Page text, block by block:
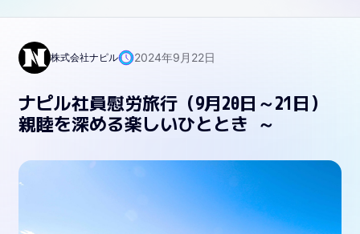
株式会社ナピル 2024年9月22日
ナピル社員慰労旅行（9月20日～21日）
親睦を深める楽しいひととき ～